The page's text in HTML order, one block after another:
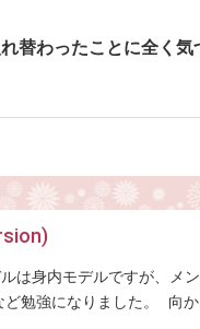
替わったことに全く
は身内モデルですが、メ
勉強になりました。 向